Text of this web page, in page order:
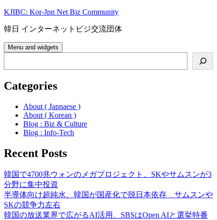
Skip
content
KJIBC: Kor-Jpn Net Biz Community
韓日 インターネットビジ交流団体
Menu and widgets
Categories
About ( Japnaese )
About ( Korean )
Blog : Biz & Culture
Blog : Info-Tech
Recent Posts
韓国で4700兆ウォンのメガプロジェクト、SKやサムスンが3
分野に集中投資
半導体向け超純水、韓国が国産化で脱日本依存 サムスンや
SKの競争力左右
韓国の放送業界で広がるAI活用、SBSはOpen AIと選挙特番